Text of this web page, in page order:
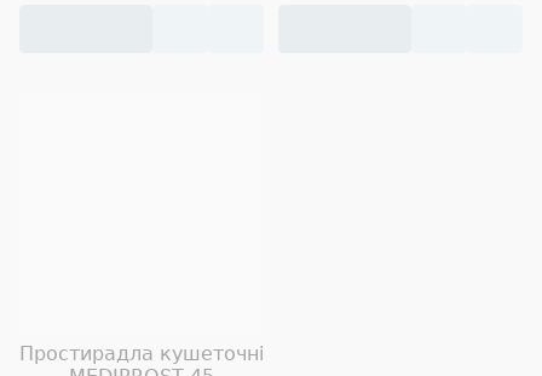
Простирадла кушеточні